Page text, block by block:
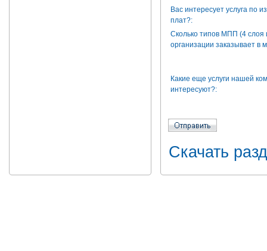
Вас интересует услуга по
плат?:
Сколько типов МПП (4 слоя
организации заказывает в
Какие еще услуги нашей
интересуют?:
Скачать